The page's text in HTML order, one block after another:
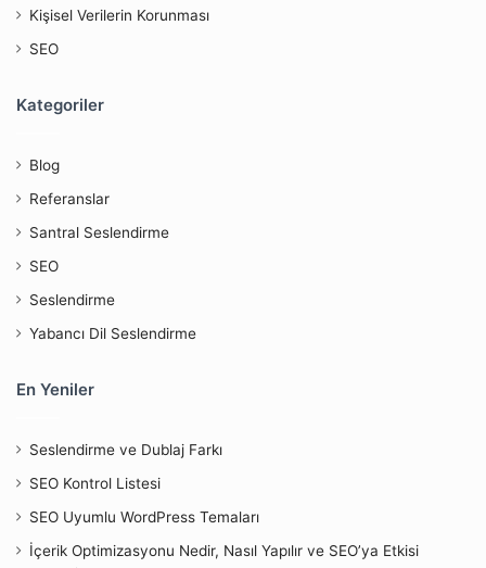
Kişisel Verilerin Korunması
SEO
Kategoriler
Blog
Referanslar
Santral Seslendirme
SEO
Seslendirme
Yabancı Dil Seslendirme
En Yeniler
Seslendirme ve Dublaj Farkı
SEO Kontrol Listesi
SEO Uyumlu WordPress Temaları
İçerik Optimizasyonu Nedir, Nasıl Yapılır ve SEO’ya Etkisi